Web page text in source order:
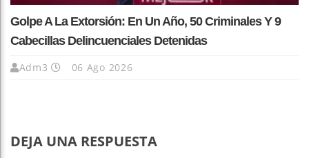
Golpe A La Extorsión: En Un Año, 50 Criminales Y 9
Cabecillas Delincuenciales Detenidas
Adm3 06 Ago 2026
DEJA UNA RESPUESTA